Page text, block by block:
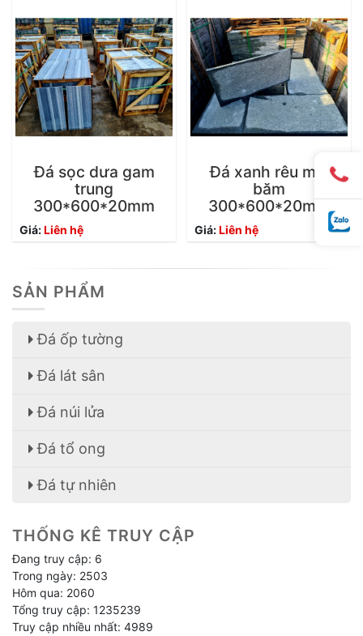
Đá sọc dưa gam
trung
300*600*20mm
Giá:Liên hệ
Đá xanh rêu mài
băm
300*600*20mm
Giá:Liên hệ
SẢN PHẨM
Đá ốp tường
Đá lát sân
Đá núi lửa
Đá tổ ong
Đá tự nhiên
THỐNG KÊ TRUY CẬP
Đang truy cập: 6
Trong ngày: 2503
Hôm qua: 2060
Tổng truy cập: 1235239
Truy cập nhiều nhất: 4989